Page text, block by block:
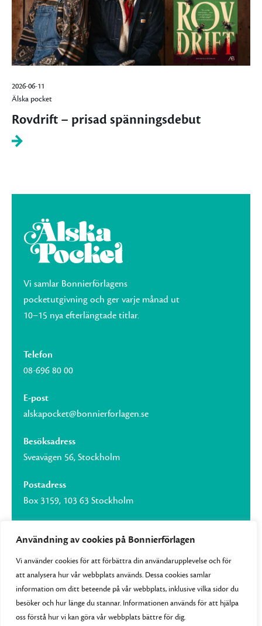
Användning av cookies på Bonnierförlagen
Vi använder cookies för att förbättra din användarupplevelse och för
att analysera hur vår webbplats används. Dessa cookies samlar
information om ditt beteende på vår webbplats, inklusive vilka sidor du
besöker och hur länge du stannar. Informationen används för att hjälpa
oss förstå hur vi kan göra vår webbplats bättre för dig.
2026-06-11
Älska pocket
Rovdrift – prisad spänningsdebut
Vi samlar Bonnierförlagens
pocketutgivning och ger varje månad ut
10–15 nya efterlängtade titlar.
Telefon
08-696 80 00
E-post
alskapocket@bonnierforlagen.se
Besöksadress
Sveavägen 56, Stockholm
Postadress
Box 3159, 103 63 Stockholm
Om Bonnierförlagen
Cookies
Integritetspolicy